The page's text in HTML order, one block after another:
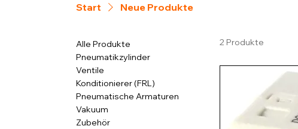
Start Neue Produkte
Alle Produkte
Pneumatikzylinder
Ventile
Konditionierer (FRL)
Pneumatische Armaturen
Vakuum
Zubehör
2 Produkte